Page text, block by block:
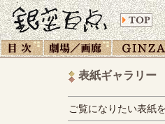
表紙ギャラリー
ご覧になりたい表紙